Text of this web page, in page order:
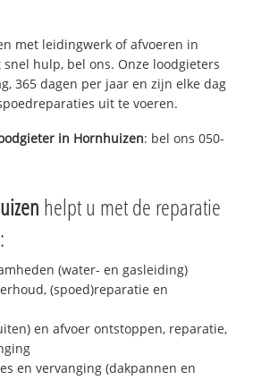
met leidingwerk of afvoeren in
snel hulp, bel ons. Onze loodgieters
365 dagen per jaar en zijn elke dag
uit te voeren.
in Hornhuizen: bel ons 050-
helpt u met de reparatie
(water- en gasleiding)
(spoed)reparatie en
en afvoer ontstoppen, reparatie,
en vervanging (dakpannen en